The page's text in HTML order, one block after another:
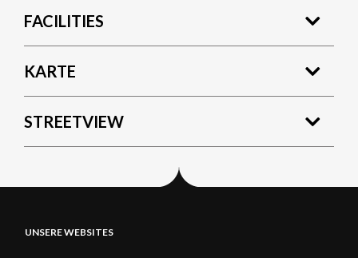
FACILITIES
KARTE
STREETVIEW
UNSERE WEBSITES